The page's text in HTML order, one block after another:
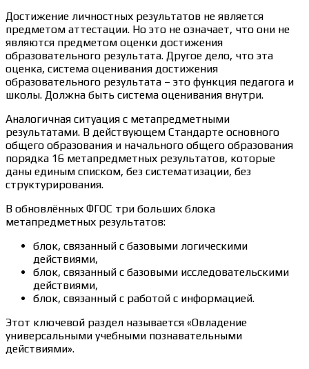
Достижение личностных результатов не является
предметом аттестации. Но это не означает, что они не
являются предметом оценки достижения
образовательного результата. Другое дело, что эта
оценка, система оценивания достижения
образовательного результата – это функция педагога и
школы. Должна быть система оценивания внутри.
Аналогичная ситуация с метапредметными
результатами. В действующем Стандарте основного
общего образования и начального общего образования
порядка 16 метапредметных результатов, которые
даны единым списком, без систематизации, без
структурирования.
В обновлённых ФГОС три больших блока
метапредметных результатов:
блок, связанный с базовыми логическими
действиями,
блок, связанный с базовыми исследовательскими
действиями,
блок, связанный с работой с информацией.
Этот ключевой раздел называется «Овладение
универсальными учебными познавательными
действиями».